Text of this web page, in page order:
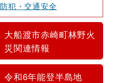
防犯・交通安全
大船渡市赤崎町林野火
災関連情報
令和6年能登半島地